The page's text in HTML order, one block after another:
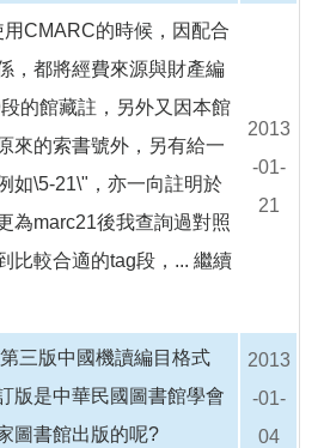
CMARC的時候，因配合
，都將經費來源與財產編
的館藏註，另外又因本館
來的索書號外，另有給一
如\5-21\"，亦一向註明於
為marc21後我查詢過對照
比較合適的tag段，... 繼續
2013
-01-
21
三版中國機讀編目格式
版是中華民國圖書館學會
圖書館出版的呢?
2013
-01-
04